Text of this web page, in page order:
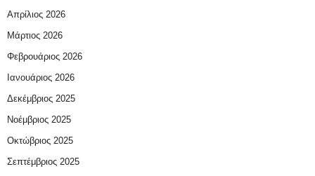
Απρίλιος 2026
Μάρτιος 2026
Φεβρουάριος 2026
Ιανουάριος 2026
Δεκέμβριος 2025
Νοέμβριος 2025
Οκτώβριος 2025
Σεπτέμβριος 2025